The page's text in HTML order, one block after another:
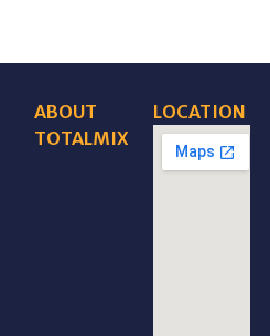
ABOUT
TOTALMIX
LOCATION